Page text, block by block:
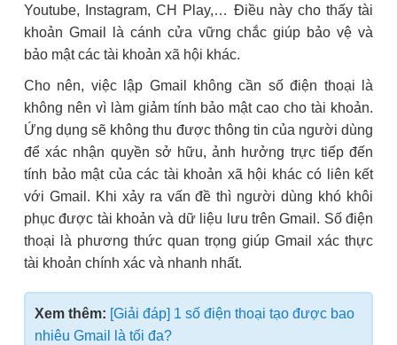
Youtube, Instagram, CH Play,… Điều này cho thấy tài
khoản Gmail là cánh cửa vững chắc giúp bảo vệ và
bảo mật các tài khoản xã hội khác.
Cho nên, việc lập Gmail không cần số điện thoại là
không nên vì làm giảm tính bảo mật cao cho tài khoản.
Ứng dụng sẽ không thu được thông tin của người dùng
để xác nhận quyền sở hữu, ảnh hưởng trực tiếp đến
tính bảo mật của các tài khoản xã hội khác có liên kết
với Gmail. Khi xảy ra vấn đề thì người dùng khó khôi
phục được tài khoản và dữ liệu lưu trên Gmail. Số điện
thoại là phương thức quan trọng giúp Gmail xác thực
tài khoản chính xác và nhanh nhất.
Xem thêm: [Giải đáp] 1 số điện thoại tạo được bao
nhiêu Gmail là tối đa?